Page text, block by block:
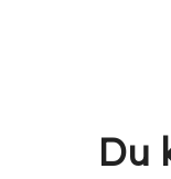
Du